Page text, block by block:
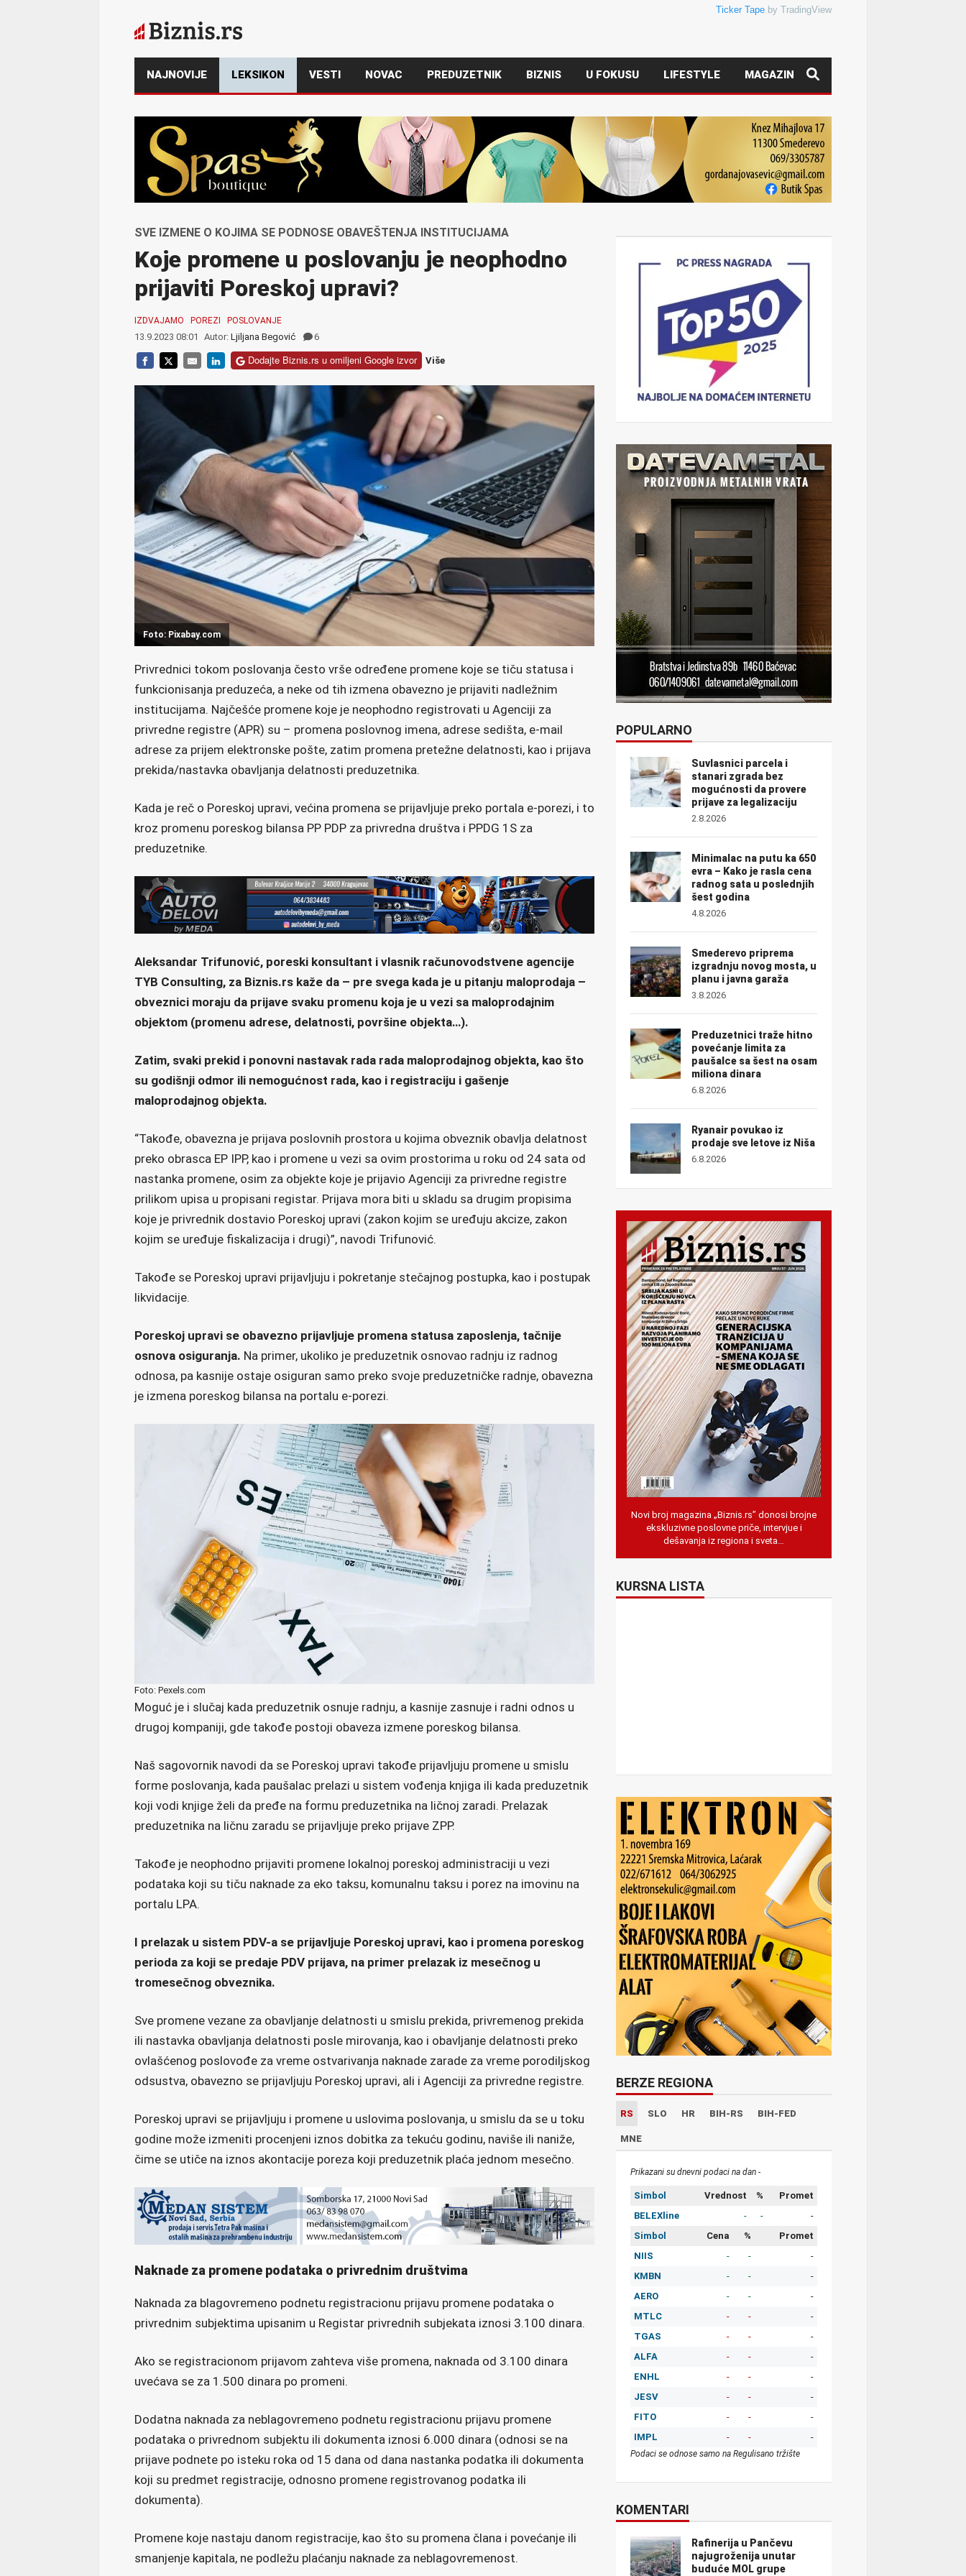
Ticker Tape by TradingView
NAJNOVIJE LEKSIKON VESTI NOVAC PREDUZETNIK BIZNIS U FOKUSU LIFESTYLE MAGAZIN
SVE IZMENE O KOJIMA SE PODNOSE OBAVEŠTENJA INSTITUCIJAMA
Koje promene u poslovanju je neophodno
prijaviti Poreskoj upravi?
IZDVAJAMO POREZI POSLOVANJE
13.9.2023 08:01 Autor: Ljiljana Begović 6
Dodajte Biznis.rs u omiljeni Google izvor Više
Foto: Pixabay.com
Privrednici tokom poslovanja često vrše određene promene koje se tiču statusa i
funkcionisanja preduzeća, a neke od tih izmena obavezno je prijaviti nadležnim
institucijama. Najčešće promene koje je neophodno registrovati u Agenciji za
privredne registre (APR) su – promena poslovnog imena, adrese sedišta, e-mail
adrese za prijem elektronske pošte, zatim promena pretežne delatnosti, kao i prijava
prekida/nastavka obavljanja delatnosti preduzetnika.
Kada je reč o Poreskoj upravi, većina promena se prijavljuje preko portala e-porezi, i to
kroz promenu poreskog bilansa PP PDP za privredna društva i PPDG 1S za
preduzetnike.
Aleksandar Trifunović, poreski konsultant i vlasnik računovodstvene agencije
TYB Consulting, za Biznis.rs kaže da – pre svega kada je u pitanju maloprodaja –
obveznici moraju da prijave svaku promenu koja je u vezi sa maloprodajnim
objektom (promenu adrese, delatnosti, površine objekta…).
Zatim, svaki prekid i ponovni nastavak rada rada maloprodajnog objekta, kao što
su godišnji odmor ili nemogućnost rada, kao i registraciju i gašenje
maloprodajnog objekta.
“Takođe, obavezna je prijava poslovnih prostora u kojima obveznik obavlja delatnost
preko obrasca EP IPP, kao i promene u vezi sa ovim prostorima u roku od 24 sata od
nastanka promene, osim za objekte koje je prijavio Agenciji za privredne registre
prilikom upisa u propisani registar. Prijava mora biti u skladu sa drugim propisima
koje je privrednik dostavio Poreskoj upravi (zakon kojim se uređuju akcize, zakon
kojim se uređuje fiskalizacija i drugi)”, navodi Trifunović.
Takođe se Poreskoj upravi prijavljuju i pokretanje stečajnog postupka, kao i postupak
likvidacije.
Poreskoj upravi se obavezno prijavljuje promena statusa zaposlenja, tačnije
osnova osiguranja. Na primer, ukoliko je preduzetnik osnovao radnju iz radnog
odnosa, pa kasnije ostaje osiguran samo preko svoje preduzetničke radnje, obavezna
je izmena poreskog bilansa na portalu e-porezi.
Foto: Pexels.com
Moguć je i slučaj kada preduzetnik osnuje radnju, a kasnije zasnuje i radni odnos u
drugoj kompaniji, gde takođe postoji obaveza izmene poreskog bilansa.
Naš sagovornik navodi da se Poreskoj upravi takođe prijavljuju promene u smislu
forme poslovanja, kada paušalac prelazi u sistem vođenja knjiga ili kada preduzetnik
koji vodi knjige želi da pređe na formu preduzetnika na ličnoj zaradi. Prelazak
preduzetnika na ličnu zaradu se prijavljuje preko prijave ZPP.
Takođe je neophodno prijaviti promene lokalnoj poreskoj administraciji u vezi
podataka koji su tiču naknade za eko taksu, komunalnu taksu i porez na imovinu na
portalu LPA.
I prelazak u sistem PDV-a se prijavljuje Poreskoj upravi, kao i promena poreskog
perioda za koji se predaje PDV prijava, na primer prelazak iz mesečnog u
tromesečnog obveznika.
Sve promene vezane za obavljanje delatnosti u smislu prekida, privremenog prekida
ili nastavka obavljanja delatnosti posle mirovanja, kao i obavljanje delatnosti preko
ovlašćenog poslovođe za vreme ostvarivanja naknade zarade za vreme porodiljskog
odsustva, obavezno se prijavljuju Poreskoj upravi, ali i Agenciji za privredne registre.
Poreskoj upravi se prijavljuju i promene u uslovima poslovanja, u smislu da se u toku
godine može izmeniti procenjeni iznos dobitka za tekuću godinu, naviše ili naniže,
čime se utiče na iznos akontacije poreza koji preduzetnik plaća jednom mesečno.
Naknade za promene podataka o privrednim društvima
Naknada za blagovremeno podnetu registracionu prijavu promene podataka o
privrednim subjektima upisanim u Registar privrednih subjekata iznosi 3.100 dinara.
Ako se registracionom prijavom zahteva više promena, naknada od 3.100 dinara
uvećava se za 1.500 dinara po promeni.
Dodatna naknada za neblagovremeno podnetu registracionu prijavu promene
podataka o privrednom subjektu ili dokumenta iznosi 6.000 dinara (odnosi se na
prijave podnete po isteku roka od 15 dana od dana nastanka podatka ili dokumenta
koji su predmet registracije, odnosno promene registrovanog podatka ili
dokumenta).
Promene koje nastaju danom registracije, kao što su promena člana i povećanje ili
smanjenje kapitala, ne podležu plaćanju naknade za neblagovremenost.
POPULARNO
Suvlasnici parcela i
stanari zgrada bez
mogućnosti da provere
prijave za legalizaciju
2.8.2026
Minimalac na putu ka 650
evra – Kako je rasla cena
radnog sata u poslednjih
šest godina
4.8.2026
Smederevo priprema
izgradnju novog mosta, u
planu i javna garaža
3.8.2026
Preduzetnici traže hitno
povećanje limita za
paušalce sa šest na osam
miliona dinara
6.8.2026
Ryanair povukao iz
prodaje sve letove iz Niša
6.8.2026
Novi broj magazina „Biznis.rs” donosi brojne
ekskluzivne poslovne priče, intervjue i
dešavanja iz regiona i sveta…
KURSNA LISTA
BERZE REGIONA
RS SLO HR BIH-RS BIH-FED
MNE
Prikazani su dnevni podaci na dan -
Simbol Vrednost %
Promet
BELEXline
- -
-
Simbol
Cena %
Promet
NIIS
- -
-
KMBN
- -
-
AERO
- -
-
MTLC
- -
-
TGAS
- -
-
ALFA
- -
-
ENHL
- -
-
JESV
- -
-
FITO
- -
-
IMPL
- - -
Podaci se odnose samo na Regulisano tržište
KOMENTARI
Rafinerija u Pančevu
najugroženija unutar
buduće MOL grupe